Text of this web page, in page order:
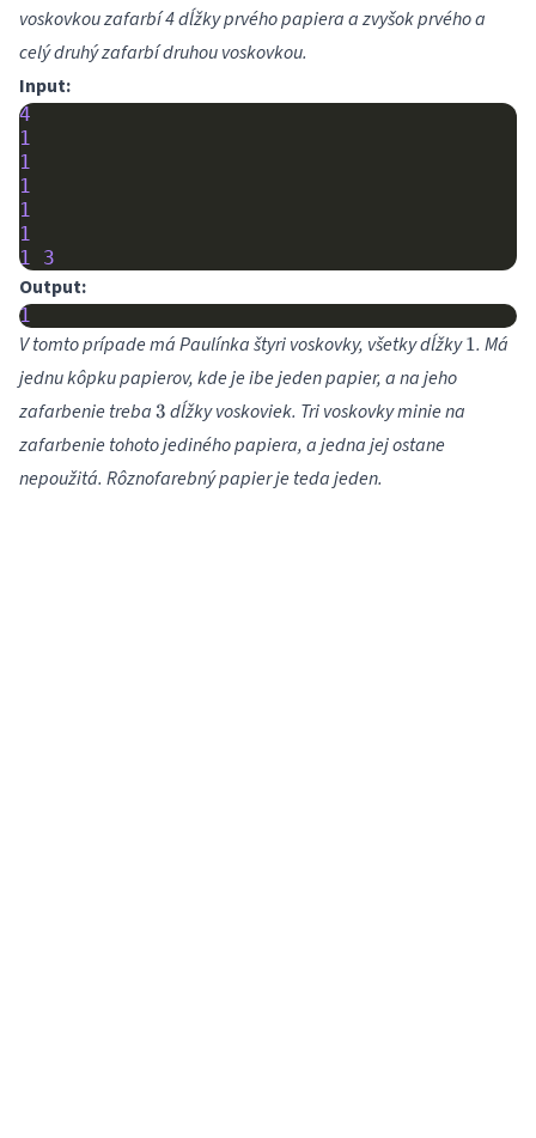
voskovkou zafarbí 4 dĺžky prvého papiera a zvyšok prvého a
celý druhý zafarbí druhou voskovkou.
Input:
4
1
1
1
1
1
1
3
Output:
1
V tomto prípade má Paulínka štyri voskovky, všetky dĺžky1
1. Má
jednu kôpku papierov, kde je ibe jeden papier, a na jeho
zafarbenie treba 3
3 dĺžky voskoviek. Tri voskovky minie na
zafarbenie tohoto jediného papiera, a jedna jej ostane
nepoužitá. Rôznofarebný papier je teda jeden.